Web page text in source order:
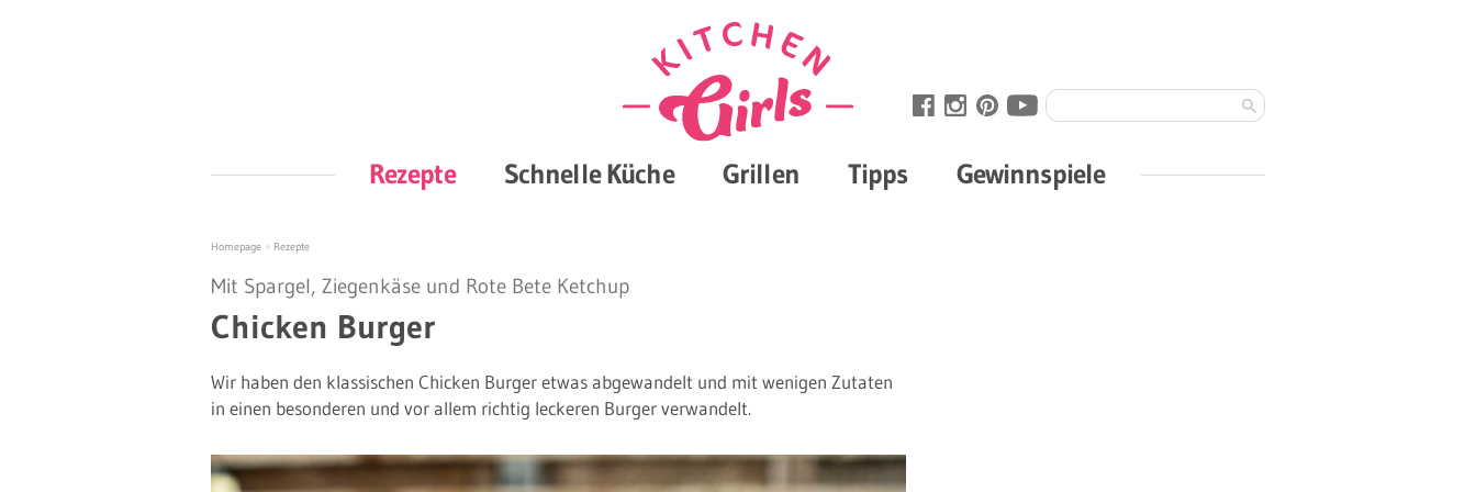
Rezepte Schnelle Küche Grillen Tipps Gewinnspiele
Homepage » Rezepte
Mit Spargel, Ziegenkäse und Rote Bete Ketchup
Chicken Burger
Wir haben den klassischen Chicken Burger etwas abgewandelt und mit wenigen Zutaten
in einen besonderen und vor allem richtig leckeren Burger verwandelt.